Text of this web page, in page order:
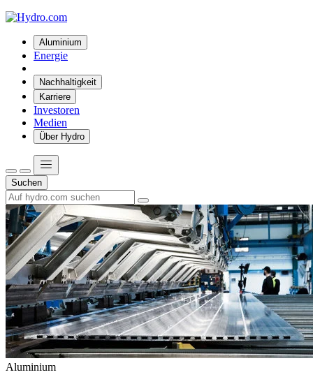
Aluminium
Energie
Nachhaltigkeit
Karriere
Investoren
Medien
Über Hydro
Suchen
Aluminium